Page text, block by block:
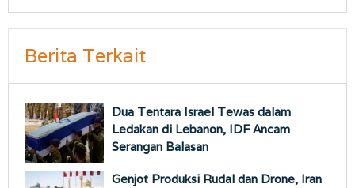
Berita Terkait
Dua Tentara Israel Tewas dalam
Ledakan di Lebanon, IDF Ancam
Serangan Balasan
Genjot Produksi Rudal dan Drone, Iran